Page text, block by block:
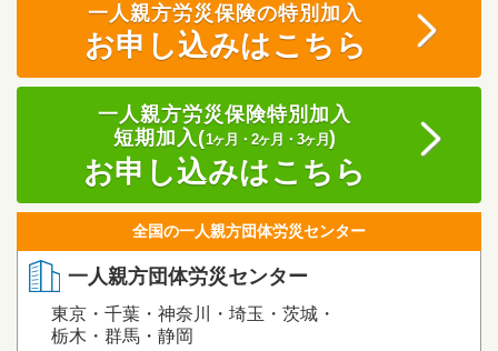
一人親方労災保険の特別加入
お申し込みはこちら
一人親方労災保険特別加入
短期加入(1ヶ月・2ヶ月・3ヶ月)
お申し込みはこちら
全国の一人親方団体労災センター
一人親方団体労災センター
東京・千葉・神奈川・埼玉・茨城・
栃木・群馬・静岡